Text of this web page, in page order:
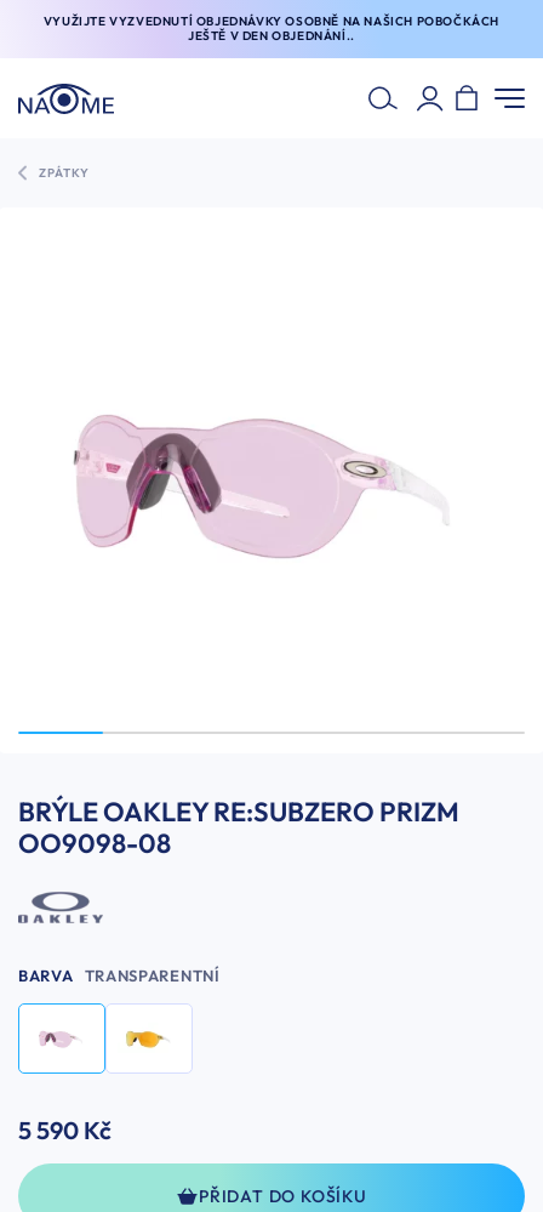
VYUŽIJTE VYZVEDNUTÍ OBJEDNÁVKY OSOBNĚ NA NAŠICH POBOČKÁCH
JEŠTĚ V DEN OBJEDNÁNÍ..
ZPÁTKY
BRÝLE OAKLEY RE:SUBZERO PRIZM
OO9098-08
BARVA TRANSPARENTNÍ
5 590 Kč
PŘIDAT DO KOŠÍKU